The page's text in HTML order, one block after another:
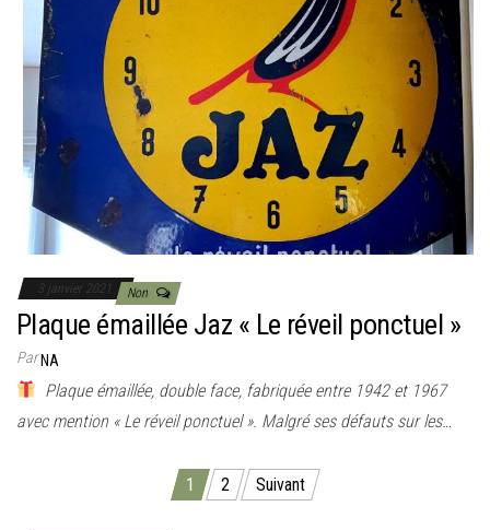
3 janvier 2021 Non
Plaque émaillée Jaz « Le réveil ponctuel »
ParNA
Plaque émaillée, double face, fabriquée entre 1942 et 1967
avec mention « Le réveil ponctuel ». Malgré ses défauts sur les…
Pagination des publications
1 2 Suivant